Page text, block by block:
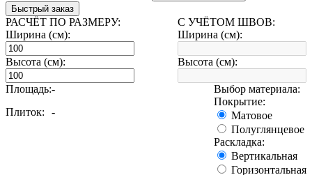
Быстрый заказ
РАСЧЁТ ПО РАЗМЕРУ:
Ширина (см):
Высота (см):
С УЧЁТОМ ШВОВ:
Ширина (см):
Высота (см):
Площадь:-
Плиток:
-
Выбор материала:
Покрытие:
Матовое
Полуглянцевое
Раскладка:
Вертикальная
Горизонтальная